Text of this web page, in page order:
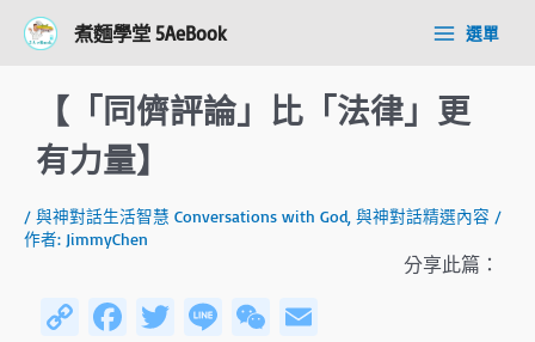
煮麵學堂 5AeBook
Main選單
【「同儕評論」比「法律」更
有力量】
/ 與神對話生活智慧 Conversations with God 與神對話精選內容 /
作者: JimmyChen
分享此篇：
C
Fa T
Li
W
navigation